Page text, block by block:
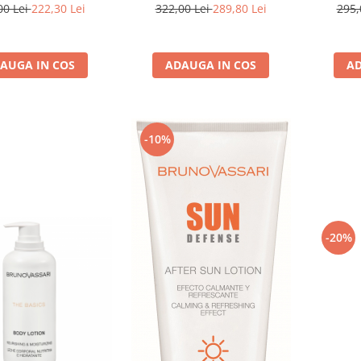
- Bruno Vassari
Lei222,30 Lei
IN COS
Thermo Body Fit - Bruno
322,00 Lei289,80 Lei
ADAUGA IN COS
Care
-10%
-20%